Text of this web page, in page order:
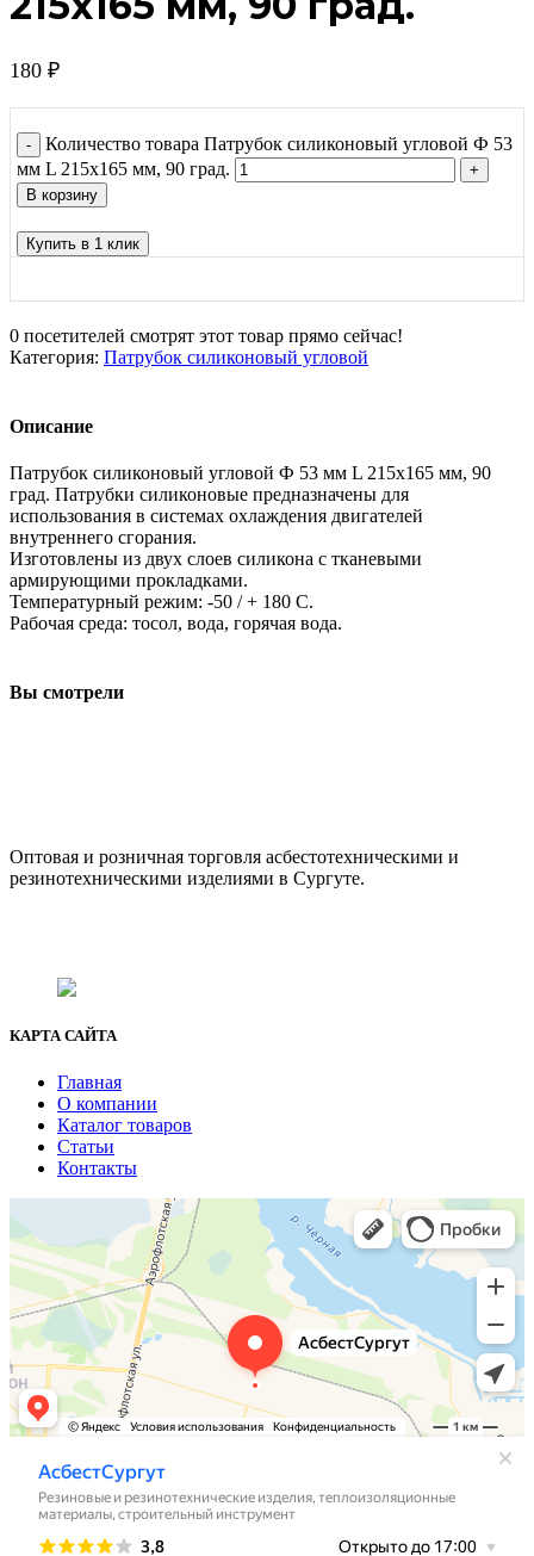
180 ₽
Количество товара Патрубок силиконовый угловой Ф 53
мм L 215х165 мм, 90 град.
В корзину
Купить в 1 клик
0 посетителей смотрят этот товар прямо сейчас!
Категория: Патрубок силиконовый угловой
Описание
Патрубок силиконовый угловой Ф 53 мм L 215х165 мм, 90
град. Патрубки силиконовые предназначены для
использования в системах охлаждения двигателей
внутреннего сгорания.
Изготовлены из двух слоев силикона с тканевыми
армирующими прокладками.
Температурный режим: -50 / + 180 С.
Рабочая среда: тосол, вода, горячая вода.
Вы смотрели
Оптовая и розничная торговля асбестотехническими и
резинотехническими изделиями в Сургуте.
КАРТА САЙТА
Главная
О компании
Каталог товаров
Статьи
Контакты